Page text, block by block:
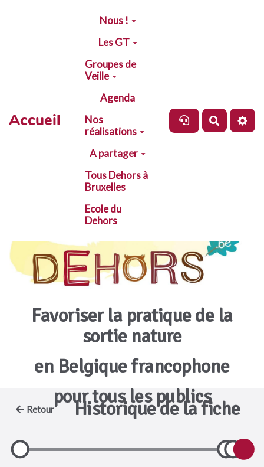
Aller au contenu principal
Accueil
Nous !
Les GT
Groupes de
Veille
Agenda
Nos
réalisations
A partager
Tous Dehors à
Bruxelles
Ecole du
Dehors
Favoriser la pratique de la
sortie nature
en Belgique francophone
pour tous les publics
Retour Historique de la fiche